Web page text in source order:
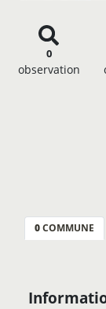
0
observation
0COMMUNE